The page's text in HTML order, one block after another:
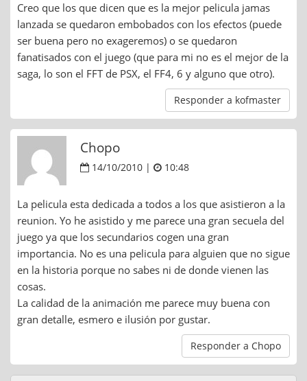
Creo que los que dicen que es la mejor pelicula jamas
lanzada se quedaron embobados con los efectos (puede
ser buena pero no exageremos) o se quedaron
fanatisados con el juego (que para mi no es el mejor de la
saga, lo son el FFT de PSX, el FF4, 6 y alguno que otro).
Responder a kofmaster
Chopo
14/10/2010 | 10:48
La pelicula esta dedicada a todos a los que asistieron a la
reunion. Yo he asistido y me parece una gran secuela del
juego ya que los secundarios cogen una gran
importancia. No es una pelicula para alguien que no sigue
en la historia porque no sabes ni de donde vienen las
cosas.
La calidad de la animación me parece muy buena con
gran detalle, esmero e ilusión por gustar.
Responder a Chopo